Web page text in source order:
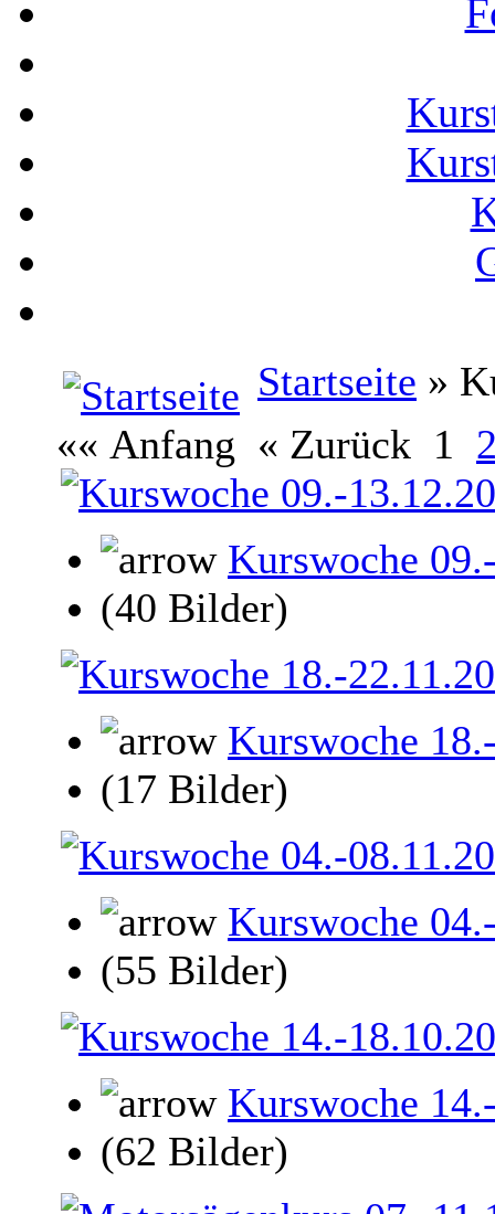
Startseite »
«« Anfang « Zurück 1
Kurswoche
(40 Bilder)
Kurswoche
(17 Bilder)
Kurswoche
(55 Bilder)
Kurswoche
(62 Bilder)